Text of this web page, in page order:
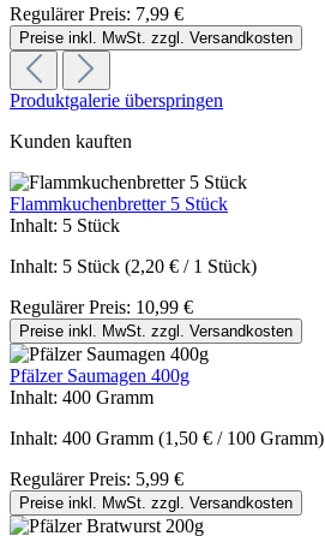
Regulärer Preis: 7,99 €
Preise inkl. MwSt. zzgl. Versandkosten
Produktgalerie überspringen
Kunden kauften
Flammkuchenbretter 5 Stück
Inhalt: 5 Stück
Inhalt: 5 Stück (2,20 € / 1 Stück)
Regulärer Preis: 10,99 €
Preise inkl. MwSt. zzgl. Versandkosten
Pfälzer Saumagen 400g
Inhalt: 400 Gramm
Inhalt: 400 Gramm (1,50 € / 100 Gramm)
Regulärer Preis: 5,99 €
Preise inkl. MwSt. zzgl. Versandkosten